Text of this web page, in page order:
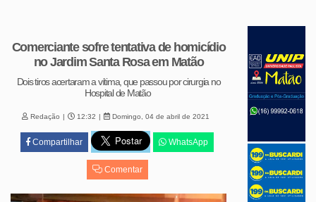
Comerciante sofre tentativa de homicídio
no Jardim Santa Rosa em Matão
Dois tiros acertaram a vítima, que passou por cirurgia no
Hospital de Matão
Redação 12:32 Domingo, 04 de abril de 2021
Compartilhar WhatsApp
Comentar